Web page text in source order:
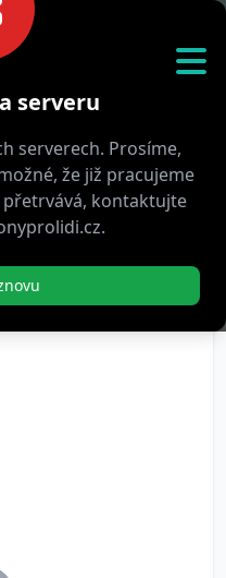
serveru
serverech. Prosíme,
že již pracujeme
kontaktujte
Ceny
Data
Způsobu